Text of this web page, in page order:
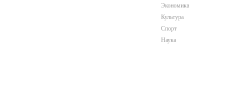
Экономика
Культура
Спорт
Наука